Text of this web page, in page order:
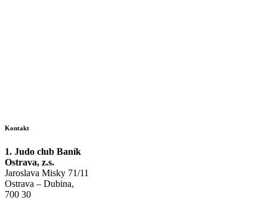
Kontakt
1. Judo club Baník
Ostrava, z.s.
Jaroslava Misky 71/11
Ostrava – Dubina,
700 30